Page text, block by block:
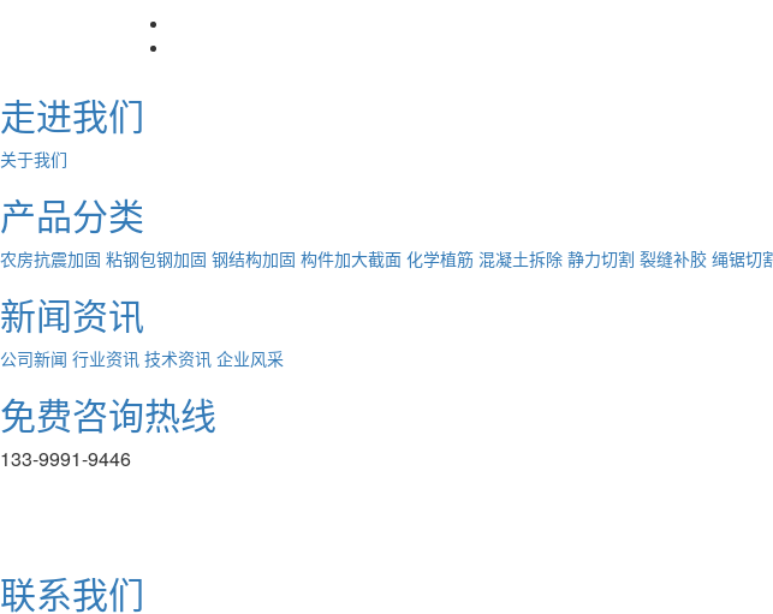
走进我们
关于我们
产品分类
农房抗震加固 粘钢包钢加固 钢结构加固 构件加大截面 化学植筋 混凝土拆除 静力切割 裂缝补胶 绳锯切
新闻资讯
公司新闻 行业资讯 技术资讯 企业风采
免费咨询热线
133-9991-9446
联系我们